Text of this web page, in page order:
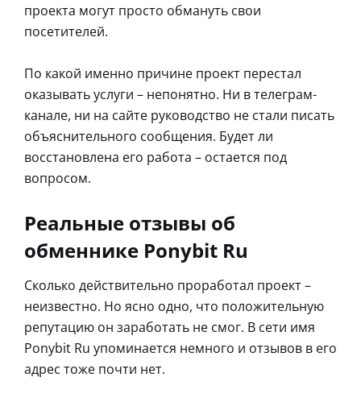
проекта могут просто обмануть свои
посетителей.
По какой именно причине проект перестал
оказывать услуги – непонятно. Ни в телеграм-
канале, ни на сайте руководство не стали писать
объяснительного сообщения. Будет ли
восстановлена его работа – остается под
вопросом.
Реальные отзывы об
обменнике Ponybit Ru
Сколько действительно проработал проект –
неизвестно. Но ясно одно, что положительную
репутацию он заработать не смог. В сети имя
Ponybit Ru упоминается немного и отзывов в его
адрес тоже почти нет.